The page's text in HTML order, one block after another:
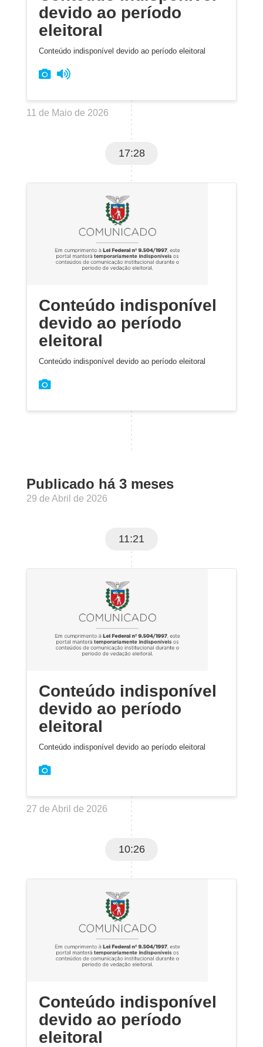
devido ao período
eleitoral
Conteúdo indisponível devido ao período eleitoral
11 de Maio de 2026
17:28
Conteúdo indisponível
devido ao período
eleitoral
Conteúdo indisponível devido ao período eleitoral
Publicado há 3 meses
29 de Abril de 2026
11:21
Conteúdo indisponível
devido ao período
eleitoral
Conteúdo indisponível devido ao período eleitoral
27 de Abril de 2026
10:26
Conteúdo indisponível
devido ao período
eleitoral